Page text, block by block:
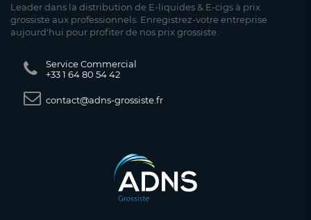
Leader dans la distribution de E-liquides & E-cigs à prix
grossiste aux professionnels. Enregistrez-votre entreprise
aujourd'hui pour profiter de nos prix grossiste.
Service Commercial
+33 1 64 80 54 42
contact@adns-grossiste.fr